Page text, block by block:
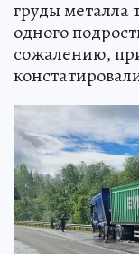
груды металла
одного
сожалению,